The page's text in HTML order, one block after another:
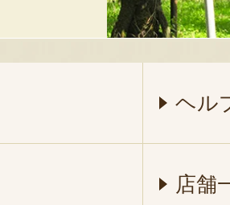
ヘル
店舗